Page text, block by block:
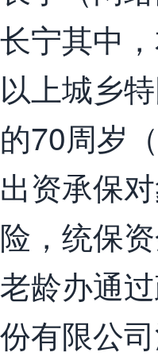
长宁其中
以上城乡
的70周岁
出资承保
险，统保
老龄办通
份有限公司